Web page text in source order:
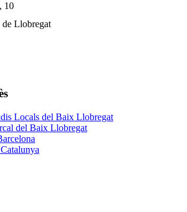
10
Llobregat
Locals del Baix Llobregat
del Baix Llobregat